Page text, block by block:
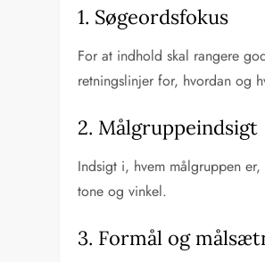
1. Søgeordsfokus
For at indhold skal rangere
retningslinjer for, hvordan og
2. Målgruppeindsigt
Indsigt i, hvem målgruppen
tone og vinkel.
3. Formål og